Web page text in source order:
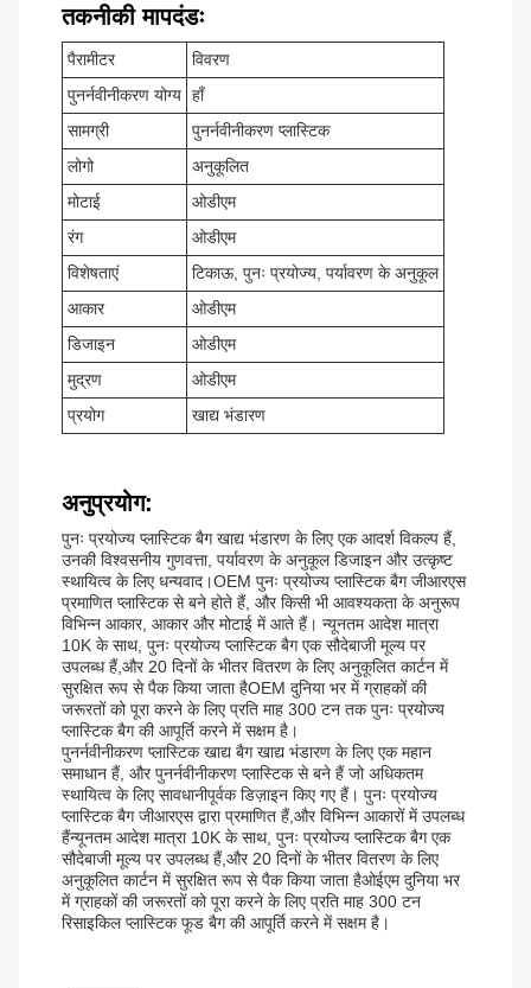
तकनीकी मापदंडः
पैरामीटर
विवरण
पुनर्नवीनीकरण योग्य हाँ
सामग्री
पुनर्नवीनीकरण प्लास्टिक
लोगो
अनुकूलित
मोटाई
ओडीएम
रंग
ओडीएम
विशेषताएं
टिकाऊ, पुनः प्रयोज्य, पर्यावरण के अनुकूल
आकार
ओडीएम
डिजाइन
ओडीएम
मुद्रण
ओडीएम
प्रयोग
खाद्य भंडारण
अनुप्रयोग:
पुनः प्रयोज्य प्लास्टिक बैग खाद्य भंडारण के लिए एक आदर्श विकल्प हैं,
उनकी विश्वसनीय गुणवत्ता, पर्यावरण के अनुकूल डिजाइन और उत्कृष्ट
स्थायित्व के लिए धन्यवाद।OEM पुनः प्रयोज्य प्लास्टिक बैग जीआरएस
प्रमाणित प्लास्टिक से बने होते हैं, और किसी भी आवश्यकता के अनुरूप
विभिन्न आकार, आकार और मोटाई में आते हैं। न्यूनतम आदेश मात्रा
10K के साथ, पुनः प्रयोज्य प्लास्टिक बैग एक सौदेबाजी मूल्य पर
उपलब्ध हैं,और 20 दिनों के भीतर वितरण के लिए अनुकूलित कार्टन में
सुरक्षित रूप से पैक किया जाता हैOEM दुनिया भर में ग्राहकों की
जरूरतों को पूरा करने के लिए प्रति माह 300 टन तक पुनः प्रयोज्य
प्लास्टिक बैग की आपूर्ति करने में सक्षम है।
पुनर्नवीनीकरण प्लास्टिक खाद्य बैग खाद्य भंडारण के लिए एक महान
समाधान हैं, और पुनर्नवीनीकरण प्लास्टिक से बने हैं जो अधिकतम
स्थायित्व के लिए सावधानीपूर्वक डिज़ाइन किए गए हैं। पुनः प्रयोज्य
प्लास्टिक बैग जीआरएस द्वारा प्रमाणित हैं,और विभिन्न आकारों में उपलब्ध
हैंन्यूनतम आदेश मात्रा 10K के साथ, पुनः प्रयोज्य प्लास्टिक बैग एक
सौदेबाजी मूल्य पर उपलब्ध हैं,और 20 दिनों के भीतर वितरण के लिए
अनुकूलित कार्टन में सुरक्षित रूप से पैक किया जाता हैओईएम दुनिया भर
में ग्राहकों की जरूरतों को पूरा करने के लिए प्रति माह 300 टन
रिसाइकिल प्लास्टिक फूड बैग की आपूर्ति करने में सक्षम है।